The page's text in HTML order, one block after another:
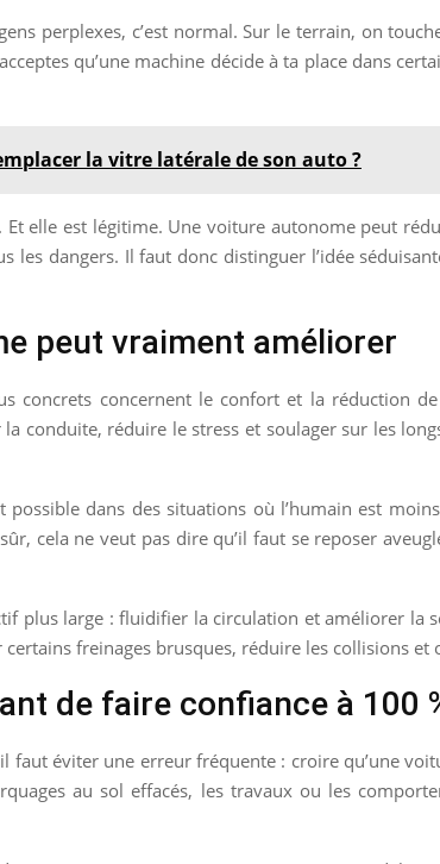
perplexes, c’est normal. Sur le terrain, on
qu’une machine décide à ta place dans
la vitre latérale de son auto ?
elle est légitime. Une voiture autonome peut
les dangers. Il faut donc distinguer l’idée
peut vraiment améliorer
concrets concernent le confort et la réduction
conduite, réduire le stress et soulager sur les
dans des situations où l’humain est
cela ne veut pas dire qu’il faut se reposer
plus large : fluidifier la circulation et améliorer la
freinages brusques, réduire les collisions et
de faire confiance à 100
éviter une erreur fréquente : croire qu’une
au sol effacés, les travaux ou les